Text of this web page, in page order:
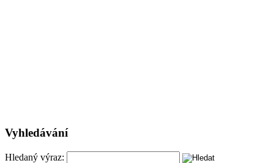
Vyhledávání
Hledaný výraz: